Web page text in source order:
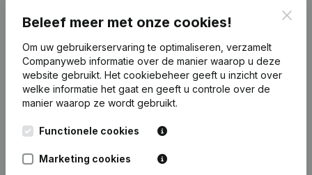
Ontslagnemingen - Benoemingen -
Overige Wijzigingen, …)
19-05-2022 Ontslagnemingen - Benoemingen
29-03-2016
Ontslagnemingen - Benoemingen -
Statuten (Vertaling, Coördinatie,
Beleef meer met onze cookies!
Om uw gebruikerservaring te optimaliseren, verzamelt
Companyweb informatie over de manier waarop u deze
website gebruikt. Het cookiebeheer geeft u inzicht over
welke informatie het gaat en geeft u controle over de
manier waarop ze wordt gebruikt.
Functionele cookies
Marketing cookies